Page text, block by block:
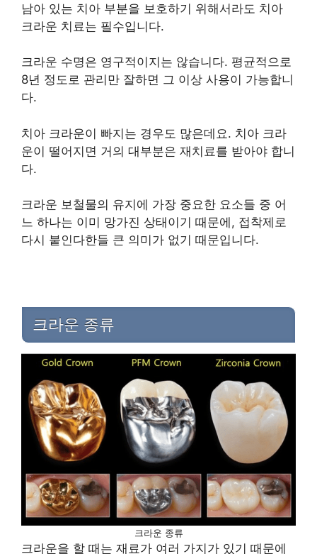
남아 있는 치아 부분을 보호하기 위해서라도 치아
크라운 치료는 필수입니다.
크라운 수명은 영구적이지는 않습니다. 평균적으로
8년 정도로 관리만 잘하면 그 이상 사용이 가능합니
다.
치아 크라운이 빠지는 경우도 많은데요. 치아 크라
운이 떨어지면 거의 대부분은 재치료를 받아야 합니
다.
크라운 보철물의 유지에 가장 중요한 요소들 중 어
느 하나는 이미 망가진 상태이기 때문에, 접착제로
다시 붙인다한들 큰 의미가 없기 때문입니다.
크라운 종류
크라운 종류
크라운을 할 때는 재료가 여러 가지가 있기 때문에